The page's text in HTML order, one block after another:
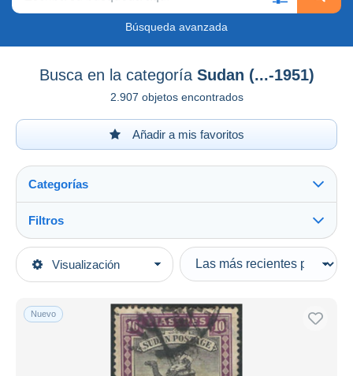
Búsqueda avanzada
Busca en la categoría Sudan (...-1951)
2.907 objetos encontrados
Añadir a mis favoritos
Visualización
Categorías
Categorías principales
Europa
Gran Bretaña (antiguas colonias y protectorados)
Sudan (...-1951)
Filtros
Tipo de venta
Activas
Precios fijos
Subasta con ofertas
Subastas sin pujas
Casa de subastas
Nuevo